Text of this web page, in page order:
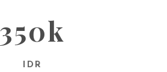
350k
IDR